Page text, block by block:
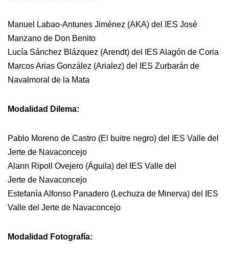
Manuel Labao-Antunes Jiménez (AKA) del IES José
Manzano de Don Benito
Lucía Sánchez Blázquez (Arendt) del IES Alagón de Coria
Marcos Arias González (Arialez) del IES Zurbarán de
Navalmoral de la Mata
Modalidad Dilema:
Pablo Moreno de Castro (El buitre negro) del IES Valle del
Jerte de Navaconcejo
Alann Ripoll Ovejero (Águila) del IES Valle del
Jerte de Navaconcejo
Estefanía Alfonso Panadero (Lechuza de Minerva) del IES
Valle del Jerte de Navaconcejo
Modalidad Fotografía: